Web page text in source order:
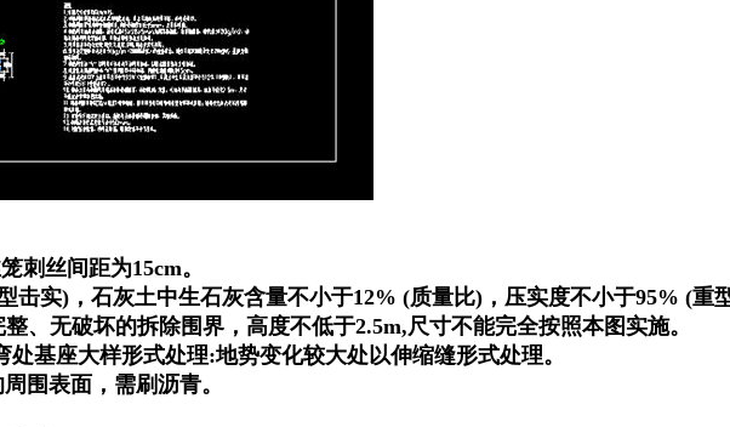
刺丝间距为15cm。
实)，石灰土中生石灰含量不小于12% (质量比)，压实度不小于95% (重
、无破坏的拆除围界，高度不低于2.5m,尺寸不能完全按照本图实施。
基座大样形式处理:地势变化较大处以伸缩缝形式处理。
围表面，需刷沥青。